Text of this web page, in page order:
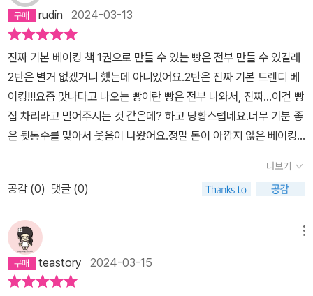
페이지가 나와있어실패하지 않는 베이킹 노하우를 배울수 있어요 레
시피마다 굽는시간과 온도와 보관법까지 하나하나 나와있는데다 에
어프라이어 조리법도 함께 나와있어 넘나 좋은것~!제시한 분량만큼
정확히 계량하기필요한 도구 미리 준비하기오븐 미리 예열하기베이
킹을 좀 해보셨던 분들이라면 이건 정말 기본이지~하겠지만베린탈
출한지 얼마되지 않는 저에게는 베이킹할때마다 다시금 체크해보는
사항들이예요오븐을 예열해두지 않아서 도구 준비를 제때하지않아
성장하고 있다죠^^치즈 테린느쑥인절미롤케이크럼레이즈 버터쿠키
초코라즈베리마들렌캐러멜진기베로 만든 디저트들어쩜 하나같이 이
렇게 맛있을수 있나요(+_+?이거 내가 만든거 맞나.....싶을정도로 만
족스러웠던터라주변에 마구마구 소개해주고 싶어요 진짜~정말 만들
어보고싶은 레시피가 잔뜩인 진기베2탄이중 저의 픽을 소개해볼께요
:)#아메리칸 쿠키맛보고 엄지척 저절로 나오는 아메리칸 쿠키요거 정
말 꼭 만들어봐야할 베스트중 하나구요첫장에 소개된만큼 강추하고
rudin 2024-03-13
진짜 기본 베이킹 책 1권으로 만들 수 있는 빵은 전부 만들 수 있길래
2탄은 별거 없겠거니 했는데 아니었어요.2탄은 진짜 기본 트렌디 베
이킹!!!요즘 맛나다고 나오는 빵이란 빵은 전부 나와서, 진짜...이건 빵
집 차리라고 밀어주시는 것 같은데? 하고 당황스럽네요.너무 기분 좋
은 뒷통수를 맞아서 웃음이 나왔어요.정말 돈이 아깝지 않은 베이킹
려면 그만한 노력이 있어야 되는 거죠. 다른건 모르겠고,요리는 정성
이 전부에요.ㅠㅠ쉽게쉽게가 안되거든요. 그래도 다행인게, 그나마
실수할 확률을 줄여주는 레시피라는거!너무 좋아해서 늘 사먹던 빵
들, 이번 기회에 한번 제대로 도전해봐야 겠어요. 파이팅!!!
더보기
공감 (0) 댓글 (0)
teastory 2024-03-15